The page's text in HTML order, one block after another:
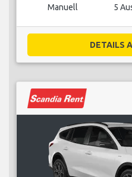
Manuell 5
DETAILS